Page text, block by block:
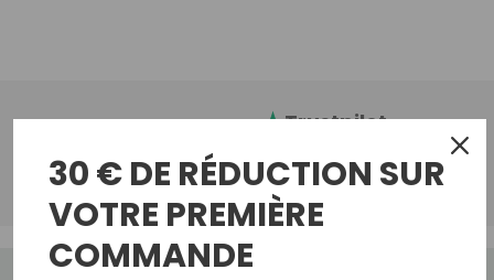
Trustpilot
TrustScore: Reviews:
30 € DE RÉDUCTION SUR
VOTRE PREMIÈRE
COMMANDE